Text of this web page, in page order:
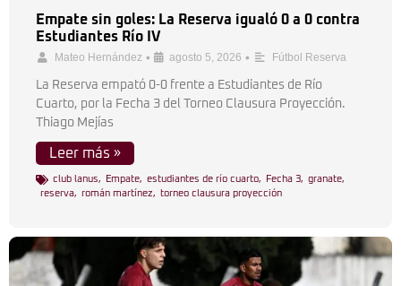
Empate sin goles: La Reserva igualó 0 a 0 contra
Estudiantes Río IV
Mateo Hernández • agosto 5, 2026 • Fútbol Reserva
La Reserva empató 0-0 frente a Estudiantes de Río
Cuarto, por la Fecha 3 del Torneo Clausura Proyección.
Thiago Mejías
Leer más »
club lanus, Empate, estudiantes de río cuarto, Fecha 3, granate,
reserva, román martínez, torneo clausura proyección